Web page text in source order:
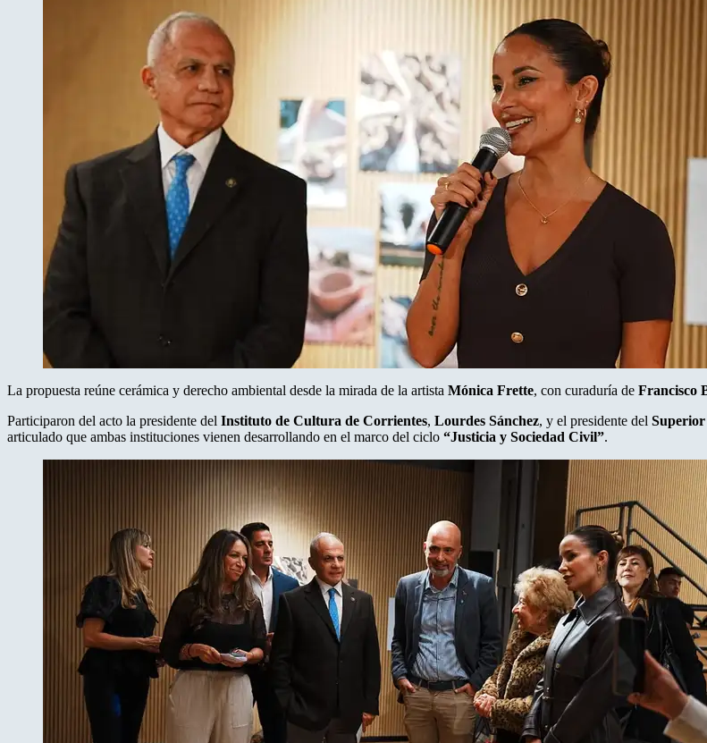
La propuesta reúne cerámica y derecho ambiental desde la mirada de la artista Mónica Frette, con curaduría de Francisco
Participaron del acto la presidente del Instituto de Cultura de Corrientes, Lourdes Sánchez, y el presidente del
articulado que ambas instituciones vienen desarrollando en el marco del ciclo “Justicia y Sociedad Civil”.